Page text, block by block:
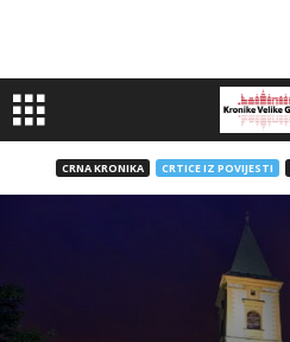
CRNA KRONIKA CRTICE IZ POVIJESTI